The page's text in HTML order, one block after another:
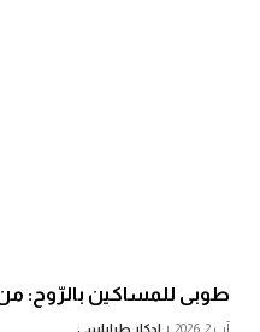
طوبى للمساكين بالرّوح:
آب 2, 2026 إدكار طرابلسي